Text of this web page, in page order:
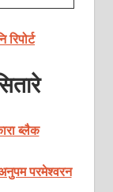
रिपोर्ट
ब्लैक
परमेश्वरन